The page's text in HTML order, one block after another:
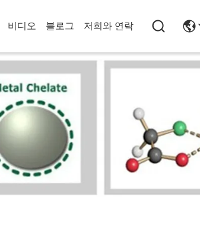
비디오 블로그 저희와 연락